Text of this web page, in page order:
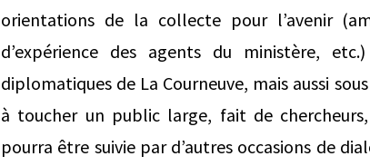
orientations de la collecte pour l’avenir
d’expérience des agents du ministère,
diplomatiques de La Courneuve, mais aussi
à toucher un public large, fait de
pourra être suivie par d’autres occasions de